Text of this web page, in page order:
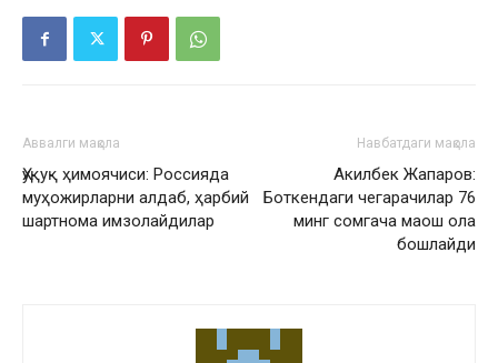
Аввалги мақола
Ҳуқуқ ҳимоячиси: Россияда
муҳожирларни алдаб, ҳарбий
шартнома имзолайдилар
Навбатдаги мақола
Акилбек Жапаров:
Боткендаги чегарачилар 76
минг сомгача маош ола
бошлайди